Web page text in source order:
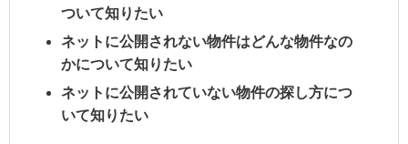
ついて知りたい
ネットに公開されない物件はどんな物件なの
かについて知りたい
ネットに公開されていない物件の探し方につ
いて知りたい